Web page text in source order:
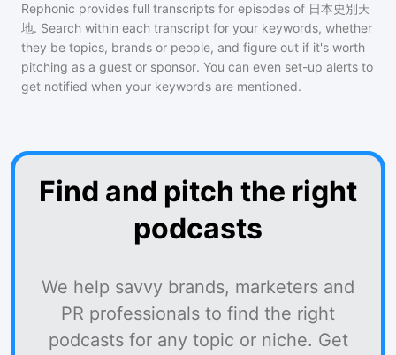
Rephonic provides full transcripts for episodes of 日本史別天
地. Search within each transcript for your keywords, whether
they be topics, brands or people, and figure out if it's worth
pitching as a guest or sponsor. You can even set-up alerts to
get notified when your keywords are mentioned.
Find and pitch the right
podcasts
We help savvy brands, marketers and
PR professionals to find the right
podcasts for any topic or niche. Get